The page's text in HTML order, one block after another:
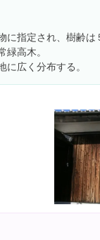
指定され、樹齢は
高木。
広く分布する。